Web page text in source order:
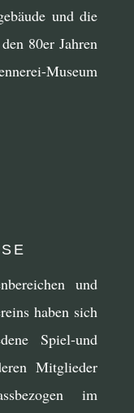
und die
80er Jahren
Museum
und
haben sich
Spiel-und
Mitglieder
im